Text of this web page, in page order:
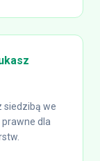
siedzibą we
prawne dla